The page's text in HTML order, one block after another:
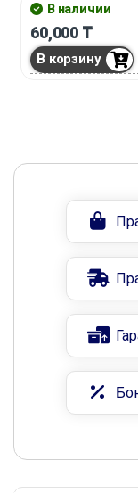
В наличии
60,000 ₸
В корзину